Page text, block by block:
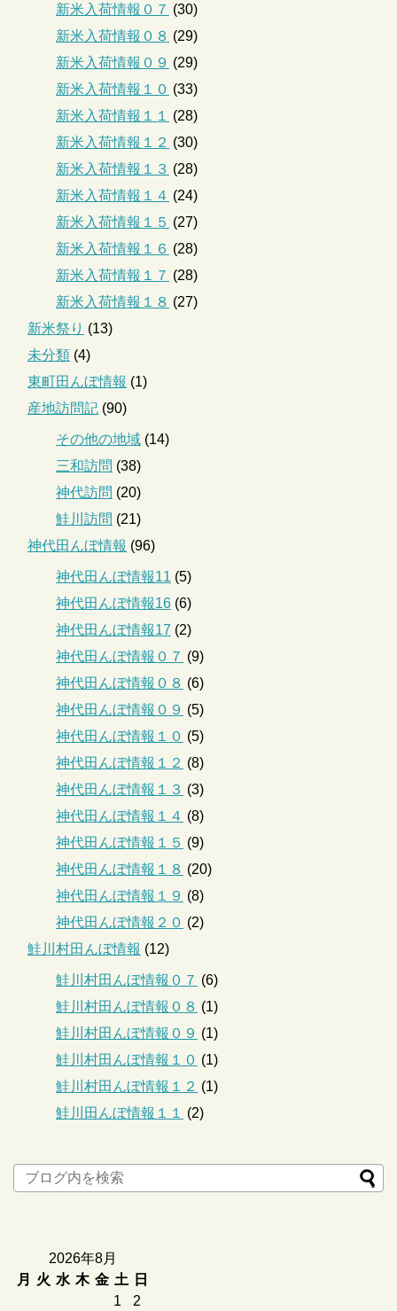
新米入荷情報０７ (30)
新米入荷情報０８ (29)
新米入荷情報０９ (29)
新米入荷情報１０ (33)
新米入荷情報１１
(28)
新米入荷情報１２ (30)
新米入荷情報１３ (28)
新米入荷情報１４ (24)
新米入荷情報１５ (27)
新米入荷情報１６ (28)
新米入荷情報１７ (28)
新米入荷情報１８ (27)
新米祭り (13)
未分類 (4)
東町田んぼ情報 (1)
産地訪問記 (90)
その他の地域 (14)
三和訪問 (38)
神代訪問 (20)
鮭川訪問 (21)
神代田んぼ情報 (96)
神代田んぼ情報11 (5)
神代田んぼ情報16 (6)
神代田んぼ情報17 (2)
神代田んぼ情報０７ (9)
神代田んぼ情報０８ (6)
神代田んぼ情報０９ (5)
神代田んぼ情報１０ (5)
神代田んぼ情報１２ (8)
神代田んぼ情報１３ (3)
神代田んぼ情報１４ (8)
神代田んぼ情報１５ (9)
神代田んぼ情報１８ (20)
神代田んぼ情報１９ (8)
神代田んぼ情報２０ (2)
鮭川村田んぼ情報 (12)
鮭川村田んぼ情報０７ (6)
鮭川村田んぼ情報０８ (1)
鮭川村田んぼ情報０９ (1)
鮭川村田んぼ情報１０ (1)
鮭川村田んぼ情報１２ (1)
鮭川田んぼ情報１１
(2)
2026年8月
月
火 水 木 金 土
日
1
2